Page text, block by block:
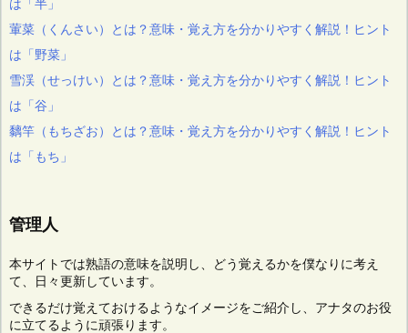
葷菜（くんさい）とは？意味・覚え方を分かりやすく解説！ヒント
は「野菜」
雪渓（せっけい）とは？意味・覚え方を分かりやすく解説！ヒント
は「谷」
黐竿（もちざお）とは？意味・覚え方を分かりやすく解説！ヒント
は「もち」
管理人
本サイトでは熟語の意味を説明し、どう覚えるかを僕なりに考え
て、日々更新しています。
できるだけ覚えておけるようなイメージをご紹介し、アナタのお役
に立てるように頑張ります。